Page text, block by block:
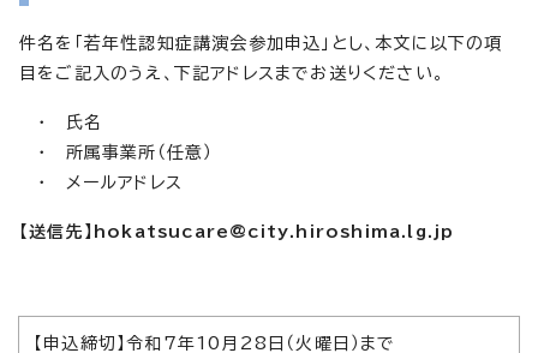
件名を「若年性認知症講演会参加申込」とし、本文に以下の項
目をご記入のうえ、下記アドレスまでお送りください。
・ 氏名
・ 所属事業所（任意）
・ メールアドレス
【送信先】 hokatsucare@city.hiroshima.lg.jp
【申込締切】令和7年10月28日（火曜日）まで